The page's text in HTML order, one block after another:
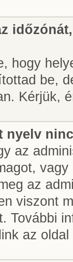
hogy
be,
Kérjük,
nyelv
az
az
viszont
További
az